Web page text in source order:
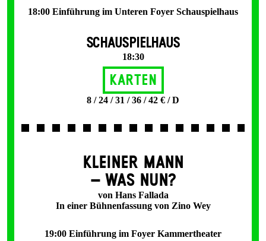
18:00 Einführung im Unteren Foyer Schauspielhaus
SCHAUSPIELHAUS
18:30
Karten
8 / 24 / 31 / 36 / 42 € / D
KLEINER MANN
– WAS NUN?
von Hans Fallada
In einer Bühnenfassung von Zino Wey
19:00 Einführung im Foyer Kammertheater